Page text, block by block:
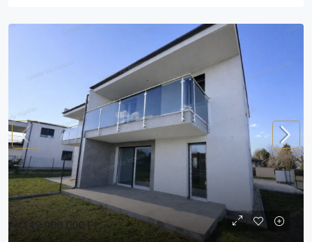
149 900 000 Ft